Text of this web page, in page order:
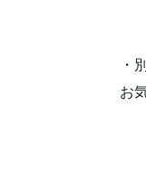
・
お